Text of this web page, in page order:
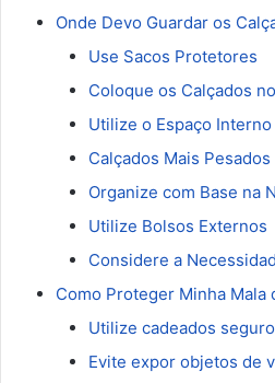
Onde Devo Guardar os
Use Sacos Protetores
Coloque os Calçados
Utilize o Espaço
Calçados Mais
Organize com Base na
Utilize Bolsos Externos
Considere a
Como Proteger Minha Mala
Utilize cadeados
Evite expor objetos de